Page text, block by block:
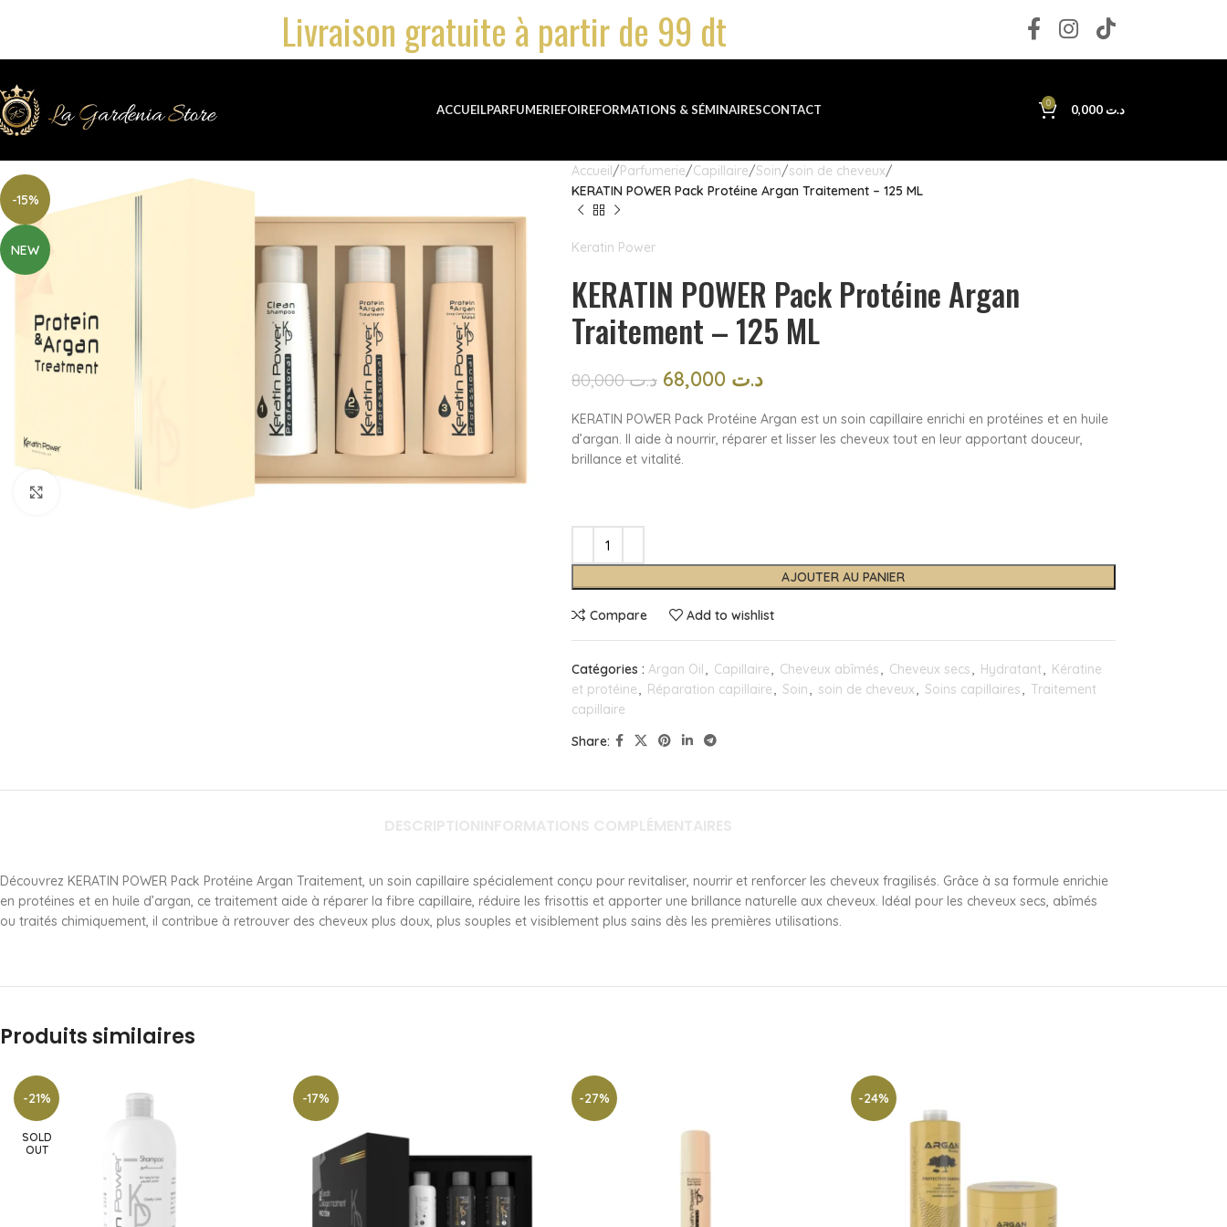
Livraison gratuite à partir de 99 dt
ACCUEILPARFUMERIEFOIREFORMATIONS & SÉMINAIRESCONTACT 0 د.ت
-15%
NEW
Click to enlarge
Accueil Parfumerie Capillaire Soin soin de cheveux
KERATIN POWER Pack Protéine Argan Traitement – 125 ML
Keratin Power
KERATIN POWER Pack Protéine Argan
Traitement – 125 ML
د.ت80,000 د.ت 68,000
KERATIN POWER Pack Protéine Argan est un soin capillaire enrichi en protéines et en huile
d’argan. Il aide à nourrir, réparer et lisser les cheveux tout en leur apportant douceur,
brillance et vitalité.
AJOUTER AU PANIER
Compare Add to wishlist
Catégories : Argan Oil, Capillaire, Cheveux abîmés, Cheveux secs, Hydratant, Kératine
et protéine, Réparation capillaire, Soin, soin de cheveux, Soins capillaires, Traitement
capillaire
Share:
Découvrez KERATIN POWER Pack Protéine Argan Traitement, un soin capillaire spécialement conçu pour revitaliser, nourrir et renforcer les cheveux fragilisés. Grâce à sa formule enrichie
en protéines et en huile d’argan, ce traitement aide à réparer la fibre capillaire, réduire les frisottis et apporter une brillance naturelle aux cheveux. Idéal pour les cheveux secs, abîmés
ou traités chimiquement, il contribue à retrouver des cheveux plus doux, plus souples et visiblement plus sains dès les premières utilisations.
Produits similaires
-21%
SOLD
OUT
-17% -27% -24%